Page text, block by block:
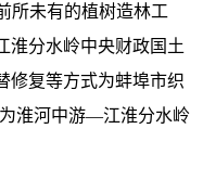
所未有的植树造林工
分水岭中央财政国土
修复等方式为蚌埠市织
淮河中游—江淮分水岭